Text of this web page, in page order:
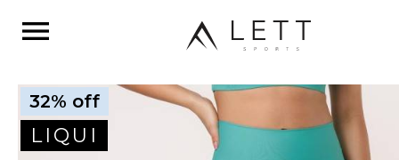
menu
32% off
LIQUI